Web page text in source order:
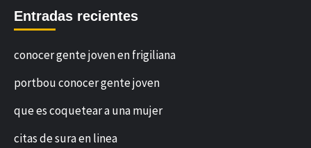
Entradas recientes
conocer gente joven en frigiliana
portbou conocer gente joven
que es coquetear a una mujer
citas de sura en linea